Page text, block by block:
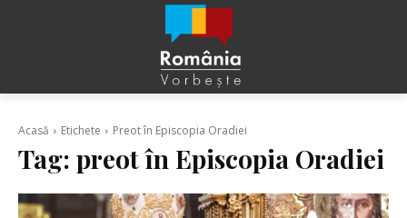
Acasă Etichete Preot în Episcopia Oradiei
Tag: preot în Episcopia Oradiei